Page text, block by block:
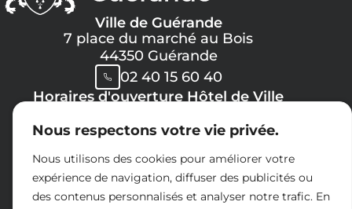
Nous respectons votre vie privée.
Nous utilisons des cookies pour améliorer votre
expérience de navigation, diffuser des publicités ou
des contenus personnalisés et analyser notre trafic. En
Ville de Guérande
7 place du marché au Bois
44350 Guérande
02 40 15 60 40
Horaires d'ouverture Hôtel de Ville
Lundi, Mercredi, Jeudi, Vendredi :
08h30 -> 12h00
13h30 -> 17h30
Mardi :
8h30 -> 12h00
14h30 -> 17h30